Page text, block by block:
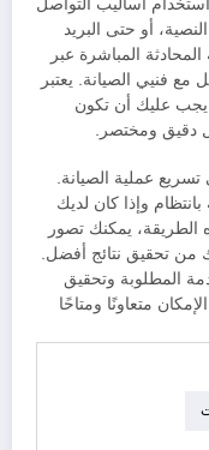
أو حتى البريد
المباشرة عبر
مع فنيي الصيانة. يعتبر
يجب عليك أن تكون
دقيق ومختصر.
عملية الصيانة.
وإذا كان لديك
الطريقة، يمكنك تصور
من تحقيق نتائج أفضل.
المطلوبة وتحقيق
متعاونًا ومتاحًا